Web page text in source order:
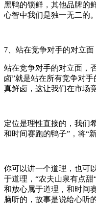
黑鸭的锁鲜，其他品牌的
心智中我们是独一无二的。
7 、站在竞争对手的对立面
站在竞争对手的对立面，
卤”就是站在所有竞争对
真鲜卤，这让我们在市场
定位是理性直接的，我们
和时间赛跑的鸭子” ，将“
你可以讲一个道理，也可
于道理， “农夫山泉有点甜
和放心属于道理，和时间
脑听的，故事是说给心听